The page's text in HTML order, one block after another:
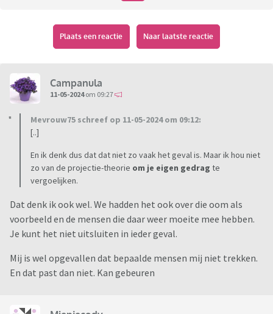
een andere betweter
kan ik prima praten. Stoor mij
ook totaal niet aan de kennis van anderen of aan een
aan mijn arsenaal'.
Hoe kun je nu betweterigheid verminderen? Niets zeggen,
anderen vaker een veer geven, minder aanvullen, minder
corrigeren, loslaten, doen alsof je iets niet weet, geen
moeilijke woorden gebruiken, laatste woord weggegeven,
veel tekortkomingen opnoemen, benadrukken dat je zo
gewoon bent.
Zijn er hier medebetweters of eventueel perfectionisten
met tips? Of moet ik het maar accepteren? I am Snob and I
am Top.
Plaats een reactie Naar laatste reactie
Campanula
11-05-2024om 09:27
Mevrouw75 schreef op 11-05-2024 om 09:12:
[..]
En ik denk dus dat dat niet zo vaak het geval is. Maar ik hou niet
zo van de projectie-theorie om je eigen gedrag te
vergoelijken.
Dat denk ik ook wel. We hadden het ook over die oom als
voorbeeld en de mensen die daar weer moeite mee hebben.
Je kunt het niet uitsluiten in ieder geval.
Mij is wel opgevallen dat bepaalde mensen mij niet trekken.
En dat past dan niet. Kan gebeuren